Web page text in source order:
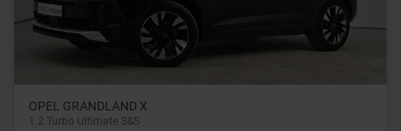
OPEL GRANDLAND X
1.2 Turbo Ultimate S&S